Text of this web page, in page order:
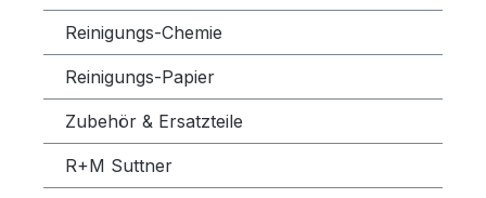
Reinigungs-Chemie
Reinigungs-Papier
Zubehör & Ersatzteile
R+M Suttner